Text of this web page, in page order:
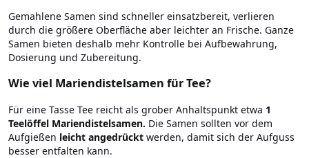
Gemahlene Samen sind schneller einsatzbereit, verlieren
durch die größere Oberfläche aber leichter an Frische. Ganze
Samen bieten deshalb mehr Kontrolle bei Aufbewahrung,
Dosierung und Zubereitung.
Wie viel Mariendistelsamen für Tee?
Für eine Tasse Tee reicht als grober Anhaltspunkt etwa 1
Teelöffel Mariendistelsamen. Die Samen sollten vor dem
Aufgießen leicht angedrückt werden, damit sich der Aufguss
besser entfalten kann.